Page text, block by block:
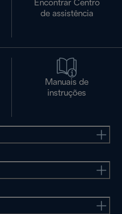
Encontrar Centro
de assistência
Manuais de
instruções